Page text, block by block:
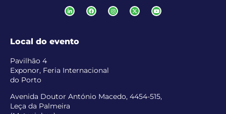
Local do evento
Pavilhão 4
Exponor, Feria Internacional
do Porto
Avenida Doutor António Macedo, 4454-515,
Leça da Palmeira